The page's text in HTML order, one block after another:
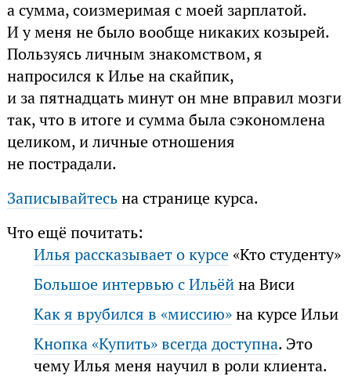
а сумма, соизмеримая с моей зарплатой.
И у меня не было вообще никаких козырей.
Пользуясь личным знакомством, я
напросился к Илье на скайпик,
и за пятнадцать минут он мне вправил мозги
так, что в итоге и сумма была сэкономлена
целиком, и личные отношения
не пострадали.
Записывайтесьна странице курса.
Что ещё почитать:
Илья рассказывает о курсе«Кто студенту»
Большое интервью с Ильёйна Виси
Как я врубился в «миссию»на курсе Ильи
Кнопка «Купить» всегда доступна. Это
чему Илья меня научил в роли клиента.